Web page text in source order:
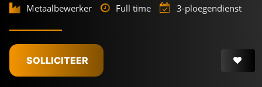
Metaalbewerker Full time 3-ploegendienst
SOLLICITEER